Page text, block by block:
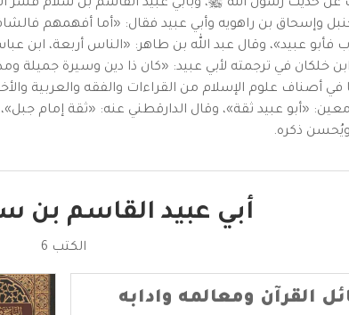
عن حديث رسول الله ﷺ، وبأبي عبيد القاسم بن سلام
وإسحاق بن راهويه وأبي عبيد فقال: «أما أفهمهم
عبيد»، وقال عبد الله بن طاهر: «الناس أربعة، ابن
خلكان في ترجمته لأبي عبيد: «كان ذا دين وسيرة
في أصناف علوم الإسلام من القراءات والفقه والعربية
«أبو عبيد ثقة»، وقال الدارقطني عنه: «ثقة إمام
ذكره.
أبي عبيد القاسم بن
الكتب 6
القرآن ومعالمه وادابه